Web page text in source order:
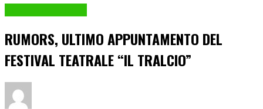
RUMORS, ULTIMO APPUNTAMENTO DEL
FESTIVAL TEATRALE “IL TRALCIO”